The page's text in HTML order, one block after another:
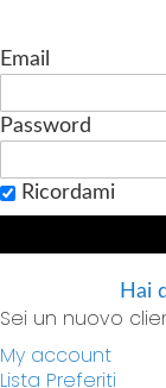
Email
Password
Ricordami
Hai
Sei un nuovo
My account
Lista Preferiti